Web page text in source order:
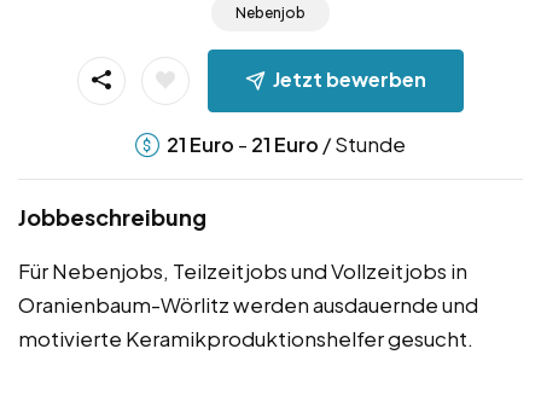
Nebenjob
Jetzt bewerben
21 Euro - 21 Euro / Stunde
Jobbeschreibung
Für Nebenjobs, Teilzeitjobs und Vollzeitjobs in
Oranienbaum-Wörlitz werden ausdauernde und
motivierte Keramikproduktionshelfer gesucht.